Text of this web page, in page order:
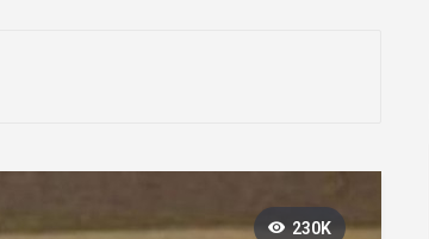
230K